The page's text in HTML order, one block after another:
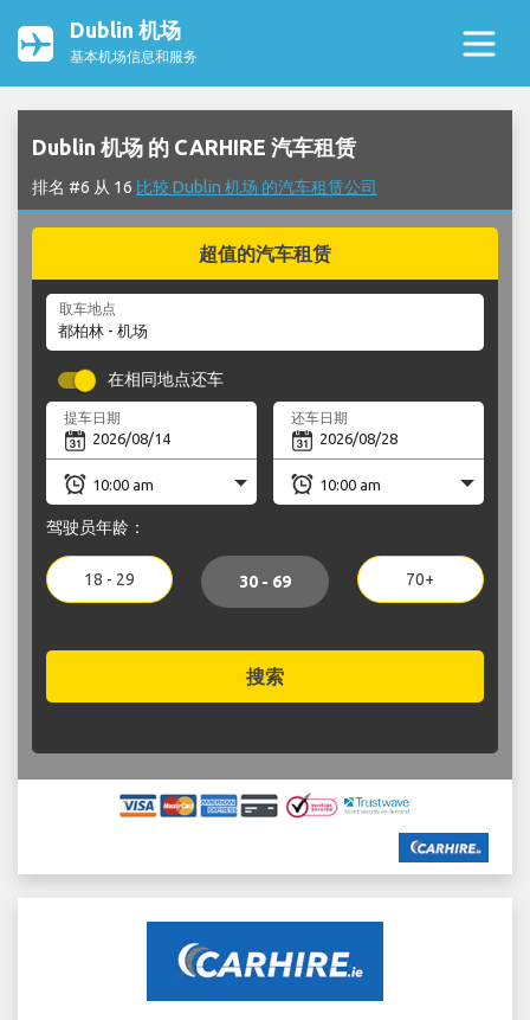
Dublin 机场
基本机场信息和服务
Dublin 机场 的 CARHIRE 汽车租赁
排名 #6 从 16 比较 Dublin 机场 的汽车租赁公司
超值的汽车租赁
取车地点
在相同地点还车
提车日期 还车日期
驾驶员年龄：
18 - 29 30 - 69 70+
搜索